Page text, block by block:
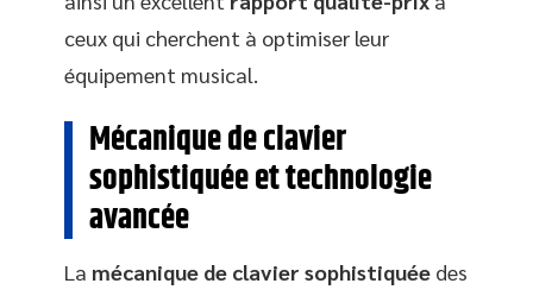
ceux qui cherchent à optimiser leur
équipement musical.
Mécanique de clavier
sophistiquée et technologie
avancée
La mécanique de clavier sophistiquée des